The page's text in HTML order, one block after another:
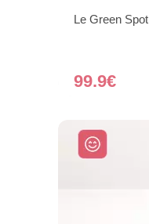
Le Green Spot
99.9€